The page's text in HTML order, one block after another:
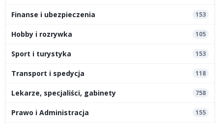
Finanse i ubezpieczenia 153
Hobby i rozrywka 105
Sport i turystyka 153
Transport i spedycja 118
Lekarze, specjaliści, gabinety 758
Prawo i Administracja 155